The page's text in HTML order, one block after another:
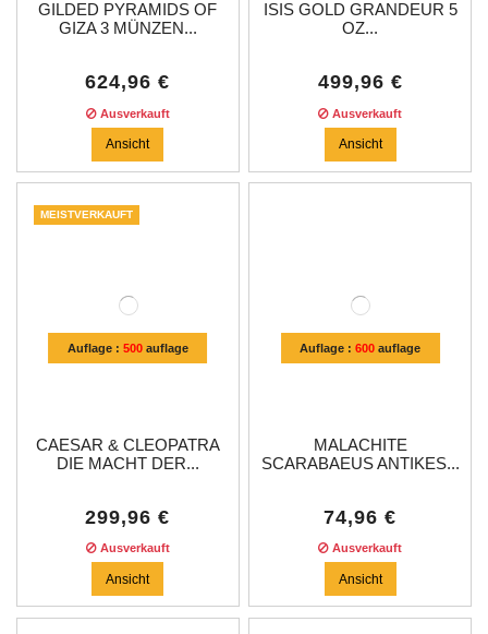
GILDED PYRAMIDS OF
GIZA 3 MÜNZEN...
624,96 €
Ausverkauft
Ansicht
ISIS GOLD GRANDEUR 5
OZ...
499,96 €
Ausverkauft
Ansicht
Auflage : 500auflage
MEISTVERKAUFT
CAESAR & CLEOPATRA
DIE MACHT DER...
299,96 €
Ausverkauft
Ansicht
Auflage :600 auflage
MALACHITE
SCARABAEUS ANTIKES...
74,96 €
Ausverkauft
Ansicht